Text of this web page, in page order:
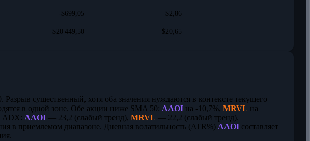
-$699,05 $2,86
$20 449,50 $20,65
Разрыв существенный, хотя оба значения нуждаются в контексте текущего
в одной зоне. Обе акции ниже SMA 50: AAOIна -10,7%, MRVL на
ADX: AAOI— 23,2 (слабый тренд), MRVL — 22,2 (слабый тренд).
в приемлемом диапазоне. Дневная волатильность (ATR%) AAOIсоставляет